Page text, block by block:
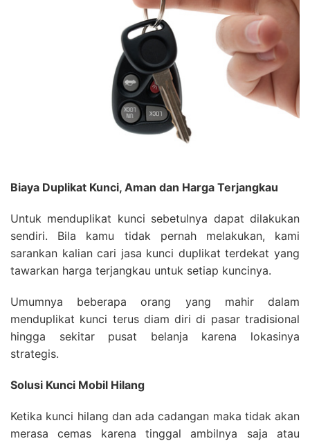
Biaya Duplikat Kunci, Aman dan Harga Terjangkau
Untuk menduplikat kunci sebetulnya dapat dilakukan
sendiri. Bila kamu tidak pernah melakukan, kami
sarankan kalian cari jasa kunci duplikat terdekat yang
tawarkan harga terjangkau untuk setiap kuncinya.
Umumnya beberapa orang yang mahir dalam
menduplikat kunci terus diam diri di pasar tradisional
hingga sekitar pusat belanja karena lokasinya
strategis.
Solusi Kunci Mobil Hilang
Ketika kunci hilang dan ada cadangan maka tidak akan
merasa cemas karena tinggal ambilnya saja atau